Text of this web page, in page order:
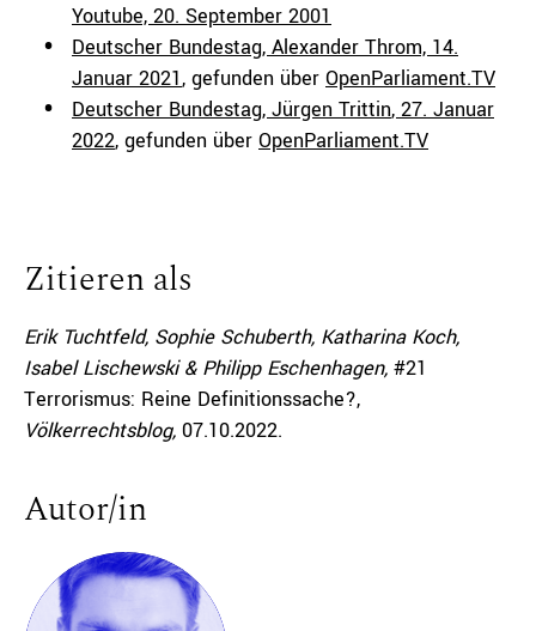
Youtube, 20. September 2001
Deutscher Bundestag, Alexander Throm, 14.
Januar 2021, gefunden über OpenParliament.TV
Deutscher Bundestag, Jürgen Trittin, 27. Januar
2022, gefunden über OpenParliament.TV
Zitieren als
Erik Tuchtfeld, Sophie Schuberth, Katharina Koch,
Isabel Lischewski & Philipp Eschenhagen, #21
Terrorismus: Reine Definitionssache?,
Völkerrechtsblog, 07.10.2022.
Autor/in